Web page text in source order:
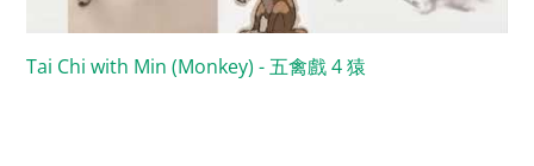
Tai Chi with Min (Monkey) - 五禽戲 4 猿